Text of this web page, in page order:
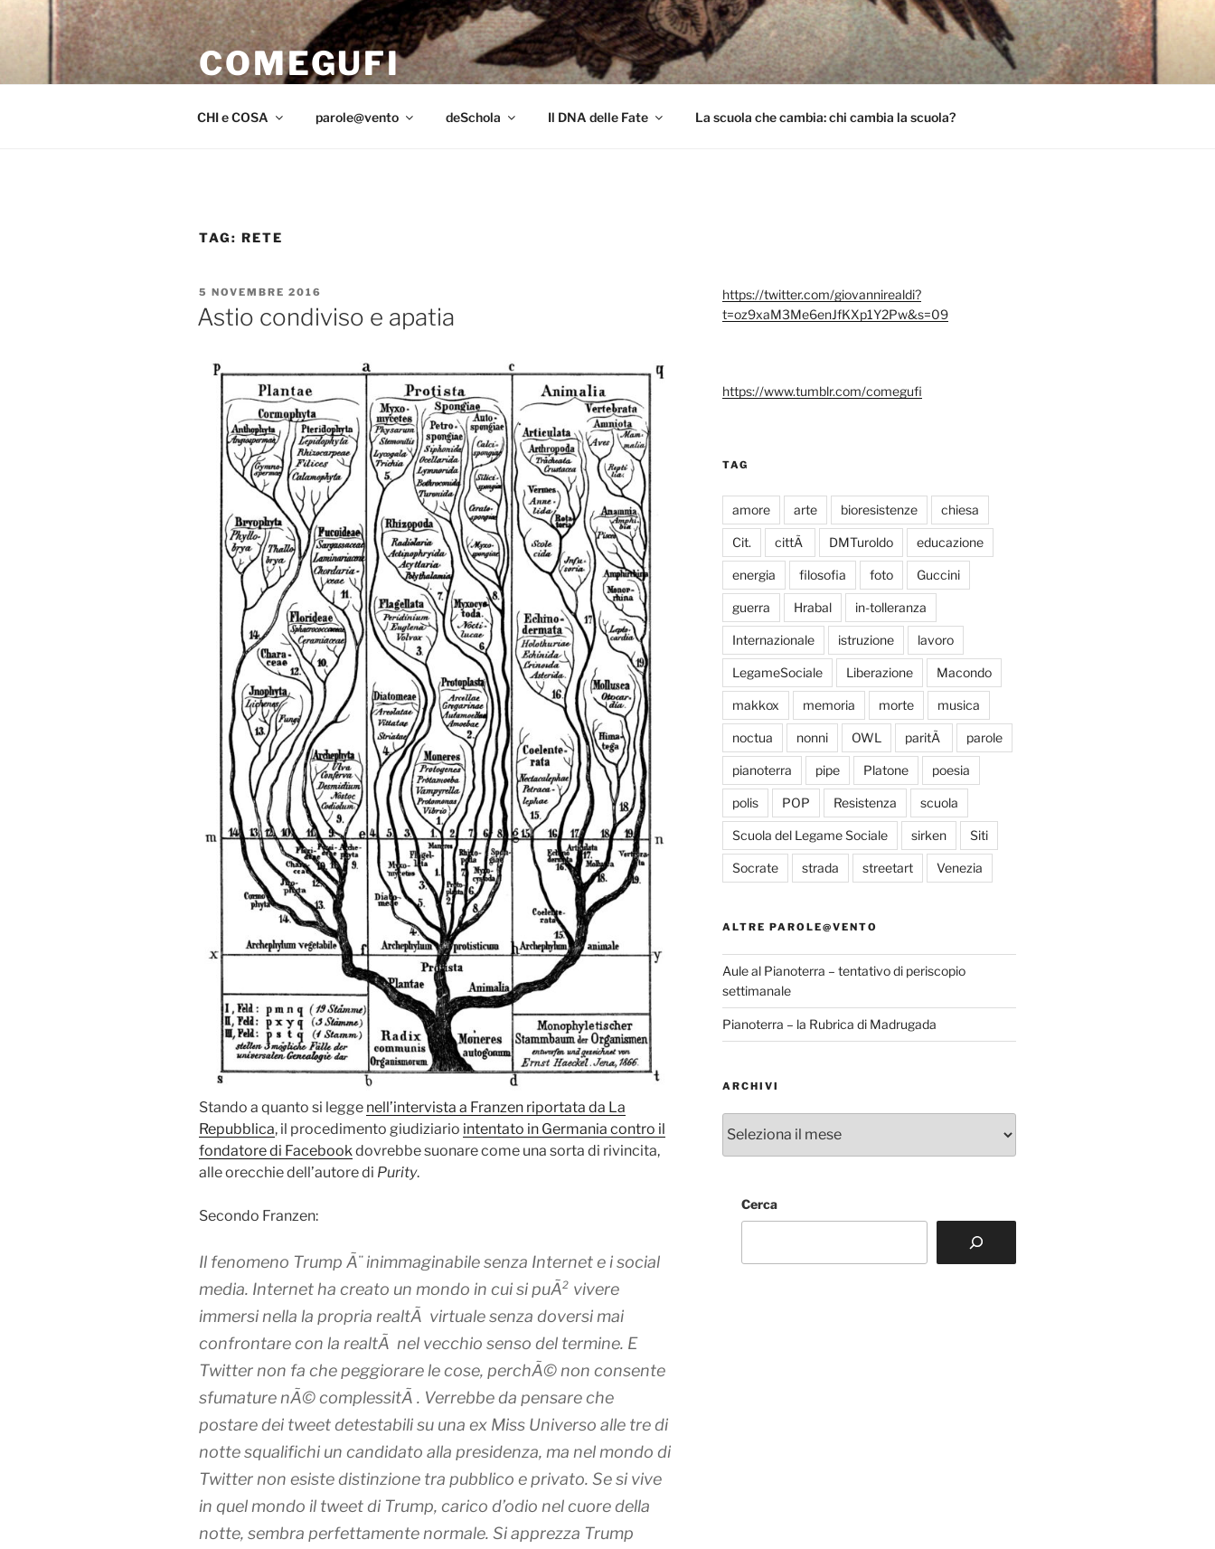
contenuto
COMEGUFI
CHI e COSA parole@vento deSchola Il DNA delle Fate La scuola che cambia: chi cambia la scuola?
TAG: RETE
PUBBLICATO
IL
5 NOVEMBRE 2016
Astio condiviso e apatia
Stando a quanto si legge nell’intervista a Franzen riportata da La
Repubblica, il procedimento giudiziario intentato in Germania contro il
fondatore di Facebookdovrebbe suonare come una sorta di rivincita,
alle orecchie dell’autore di Purity.
Secondo Franzen:
Il fenomeno Trump Ã¨ inimmaginabile senza Internet e i social
media. Internet ha creato un mondo in cui si puÃ² vivere
immersi nella la propria realtÃ virtuale senza doversi mai
confrontare con la realtÃ nel vecchio senso del termine. E
Twitter non fa che peggiorare le cose, perchÃ© non consente
sfumature nÃ© complessitÃ . Verrebbe da pensare che
postare dei tweet detestabili su una ex Miss Universo alle tre di
notte squalifichi un candidato alla presidenza, ma nel mondo di
Twitter non esiste distinzione tra pubblico e privato. Se si vive
in quel mondo il tweet di Trump, carico d’odio nel cuore della
notte, sembra perfettamente normale. Si apprezza Trump
https://twitter.com/giovannirealdi?
t=oz9xaM3Me6enJfKXp1Y2Pw&s=09
https://www.tumblr.com/comegufi
TAG
amore arte bioresistenze chiesa
Cit. cittÃ DMTuroldo educazione
energia filosofia foto Guccini
guerra Hrabal in-tolleranza
Internazionale istruzione lavoro
LegameSociale Liberazione Macondo
makkox memoria morte musica
noctua nonni OWL paritÃ parole
pianoterra pipe Platone poesia
polis POP Resistenza scuola
Scuola del Legame Sociale sirken Siti
Socrate strada streetart Venezia
ALTRE PAROLE@VENTO
Aule al Pianoterra – tentativo di periscopio
settimanale
Pianoterra – la Rubrica di Madrugada
ARCHIVI
Cerca